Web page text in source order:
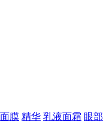
面膜 精华 乳液面霜 眼